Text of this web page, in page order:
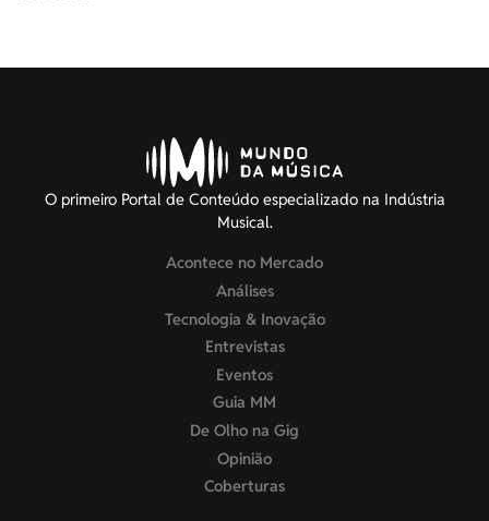
O primeiro Portal de Conteúdo especializado na Indústria
Musical.
Acontece no Mercado
Análises
Tecnologia & Inovação
Entrevistas
Eventos
Guia MM
De Olho na Gig
Opinião
Coberturas